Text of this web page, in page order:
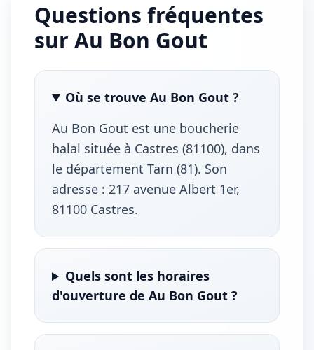
Questions fréquentes
sur Au Bon Gout
Où se trouve Au Bon Gout ?
Au Bon Gout est une boucherie
halal située à Castres (81100), dans
le département Tarn (81). Son
adresse : 217 avenue Albert 1er,
81100 Castres.
Quels sont les horaires
d'ouverture de Au Bon Gout ?